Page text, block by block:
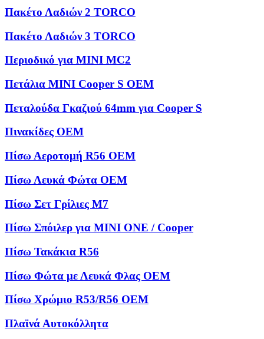
Πακέτο Λαδιών 2 TORCO
Πακέτο Λαδιών 3 TORCO
Περιοδικό για MINI MC2
Πετάλια MINI Cooper S OEM
Πεταλούδα Γκαζιού 64mm για Cooper S
Πινακίδες OEM
Πίσω Αεροτομή R56 OEM
Πίσω Λευκά Φώτα OEM
Πίσω Σετ Γρίλιες M7
Πίσω Σπόιλερ για MINI ONE / Cooper
Πίσω Τακάκια R56
Πίσω Φώτα με Λευκά Φλας OEM
Πίσω Χρώμιο R53/R56 OEM
Πλαϊνά Αυτοκόλλητα